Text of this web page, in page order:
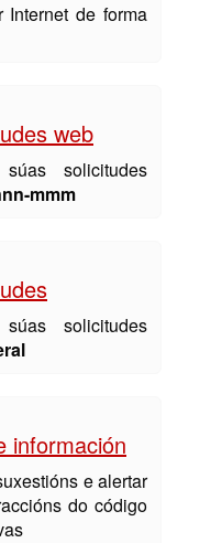
de forma
web
solicitudes
mmm
solicitudes
información
e alertar
do código